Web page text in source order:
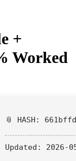
+
Worked
📎 HASH:
Updated: 2026-